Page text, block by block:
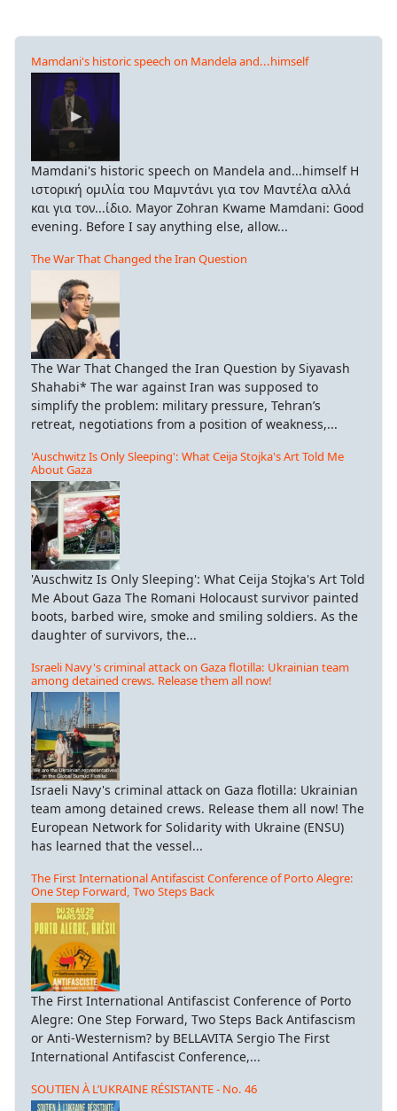
Mamdani's historic speech on Mandela and...himself
Mamdani's historic speech on Mandela and...himself Η
ιστορική ομιλία του Μαμντάνι για τον Μαντέλα αλλά
και για τον...ίδιο. Mayor Zohran Kwame Mamdani: Good
evening. Before I say anything else, allow...
The War That Changed the Iran Question
The War That Changed the Iran Question by Siyavash
Shahabi* The war against Iran was supposed to
simplify the problem: military pressure, Tehran’s
retreat, negotiations from a position of weakness,...
'Auschwitz Is Only Sleeping': What Ceija Stojka's Art Told Me
About Gaza
'Auschwitz Is Only Sleeping': What Ceija Stojka's Art Told
Me About Gaza The Romani Holocaust survivor painted
boots, barbed wire, smoke and smiling soldiers. As the
daughter of survivors, the...
Israeli Navy's criminal attack on Gaza flotilla: Ukrainian team
among detained crews. Release them all now!
Israeli Navy's criminal attack on Gaza flotilla: Ukrainian
team among detained crews. Release them all now! The
European Network for Solidarity with Ukraine (ENSU)
has learned that the vessel...
The First International Antifascist Conference of Porto Alegre:
One Step Forward, Two Steps Back
The First International Antifascist Conference of Porto
Alegre: One Step Forward, Two Steps Back Antifascism
or Anti-Westernism? by BELLAVITA Sergio The First
International Antifascist Conference,...
SOUTIEN À L’UKRAINE RÉSISTANTE - No. 46